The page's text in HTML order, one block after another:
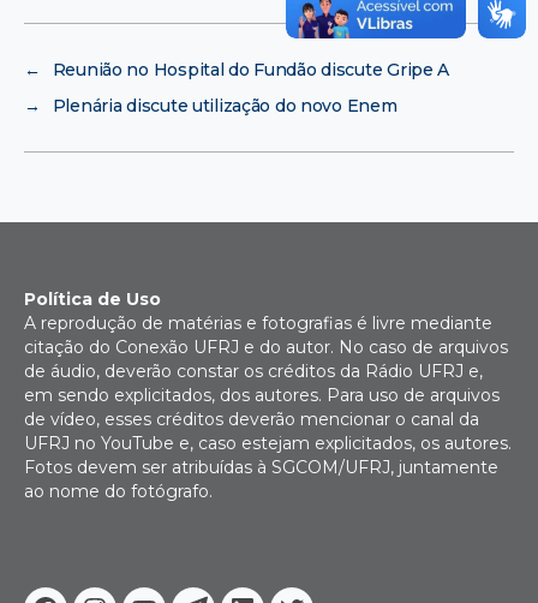
←
Reunião no Hospital do Fundão discute Gripe A
→
Plenária discute utilização do novo Enem
Política de Uso
A reprodução de matérias e fotografias é livre mediante
citação do Conexão UFRJ e do autor. No caso de arquivos
de áudio, deverão constar os créditos da Rádio UFRJ e,
em sendo explicitados, dos autores. Para uso de arquivos
de vídeo, esses créditos deverão mencionar o canal da
UFRJ no YouTube e, caso estejam explicitados, os autores.
Fotos devem ser atribuídas à SGCOM/UFRJ, juntamente
ao nome do fotógrafo.